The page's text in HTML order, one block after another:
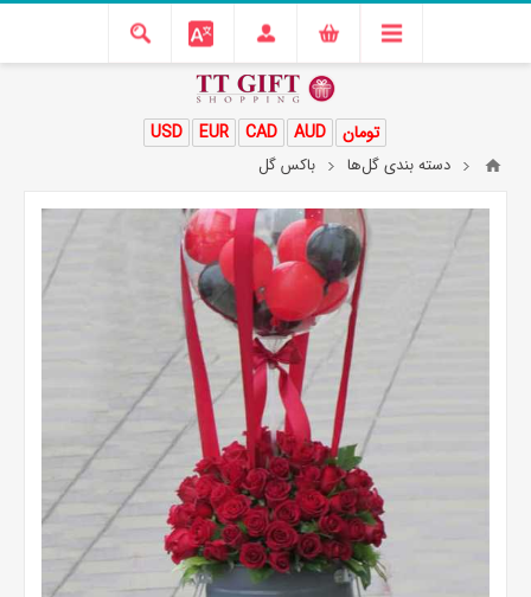
USD EUR CAD AUD تومان
دسته بندی گل‌ها باکس گل